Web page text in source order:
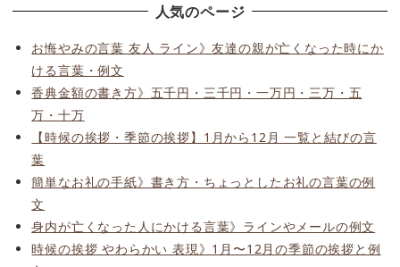
人気のページ
お悔やみの言葉 友人 ライン》友達の親が亡くなった時にか
ける言葉・例文
香典金額の書き方》五千円・三千円・一万円・三万・五
万・十万
【時候の挨拶・季節の挨拶】1月から12月 一覧と結びの言
葉
簡単なお礼の手紙》書き方・ちょっとしたお礼の言葉の例
文
身内が亡くなった人にかける言葉》ラインやメールの例文
時候の挨拶 やわらかい 表現》1月〜12月の季節の挨拶と例